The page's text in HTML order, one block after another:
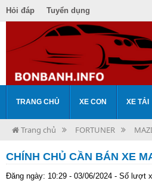
Hỏi đáp Tuyển dụng
TRANG CHỦ XE CON XE TẢI
Trang chủ FORTUNER
CHÍNH CHỦ CẦN BÁN XE
Đăng ngày: 10:29 - 03/06/2024 - Số lượt